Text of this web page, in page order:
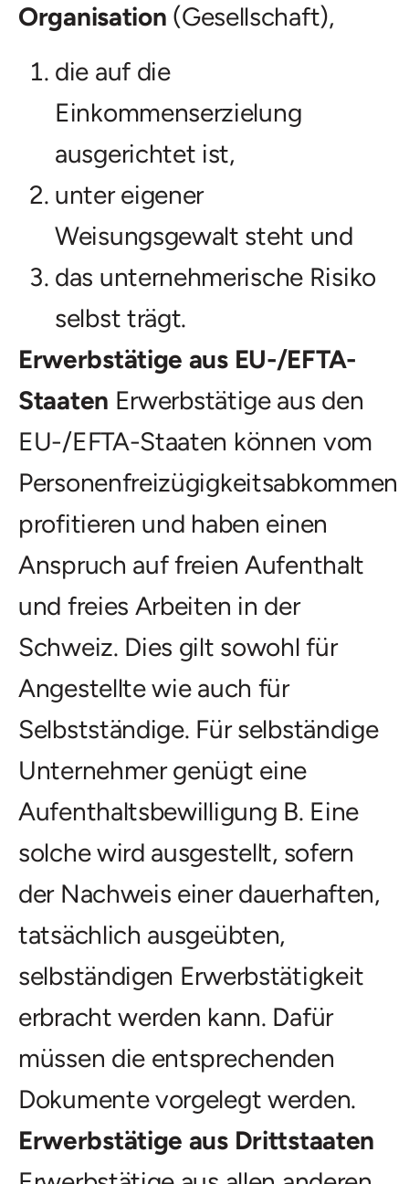
Organisation (Gesellschaft),
die auf die
Einkommenserzielung
ausgerichtet ist,
unter eigener
Weisungsgewalt steht und
das unternehmerische Risiko
selbst trägt.
Erwerbstätige aus EU-/EFTA-
Staaten Erwerbstätige aus den
EU-/EFTA-Staaten können vom
Personenfreizügigkeitsabkommen
profitieren und haben einen
Anspruch auf freien Aufenthalt
und freies Arbeiten in der
Schweiz. Dies gilt sowohl für
Angestellte wie auch für
Selbstständige. Für selbständige
Unternehmer genügt eine
Aufenthaltsbewilligung B. Eine
solche wird ausgestellt, sofern
der Nachweis einer dauerhaften,
tatsächlich ausgeübten,
selbständigen Erwerbstätigkeit
erbracht werden kann. Dafür
müssen die entsprechenden
Dokumente vorgelegt werden.
Erwerbstätige aus Drittstaaten